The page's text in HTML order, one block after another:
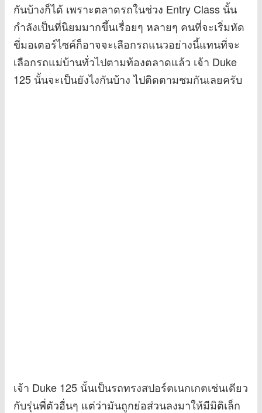
กันบ้างก็ได้ เพราะตลาดรถในช่วง Entry Class นั้น
กำลังเป็นที่นิยมมากขึ้นเรื่อยๆ หลายๆ คนที่จะเริ่มหัด
ขี่มอเตอร์ไซค์ก็อาจจะเลือกรถแนวอย่างนี้แทนที่จะ
เลือกรถแม่บ้านทั่วไปตามท้องตลาดแล้ว เจ้า Duke
125 นั้นจะเป็นยังไงกันบ้าง ไปติดตามชมกันเลยครับ
เจ้า Duke 125 นั้นเป็นรถทรงสปอร์ตเนกเกตเช่นเดียว
กับรุ่นพี่ตัวอื่นๆ แต่ว่ามันถูกย่อส่วนลงมาให้มีมิติเล็ก